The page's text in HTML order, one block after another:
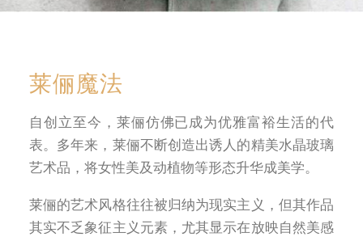
莱俪魔法
自创立至今，莱俪仿佛已成为优雅富裕生活的代
表。多年来，莱俪不断创造出诱人的精美水晶玻璃
艺术品，将女性美及动植物等形态升华成美学。
莱俪的艺术风格往往被归纳为现实主义，但其作品
其实不乏象征主义元素，尤其显示在放映自然美感